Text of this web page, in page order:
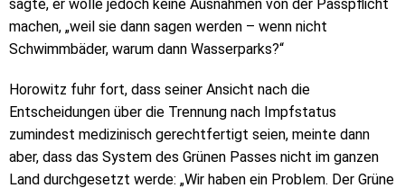
sagte, er wolle jedoch keine Ausnahmen von der Passpflicht
machen, „weil sie dann sagen werden – wenn nicht
Schwimmbäder, warum dann Wasserparks?“
Horowitz fuhr fort, dass seiner Ansicht nach die
Entscheidungen über die Trennung nach Impfstatus
zumindest medizinisch gerechtfertigt seien, meinte dann
aber, dass das System des Grünen Passes nicht im ganzen
Land durchgesetzt werde: „Wir haben ein Problem. Der Grüne